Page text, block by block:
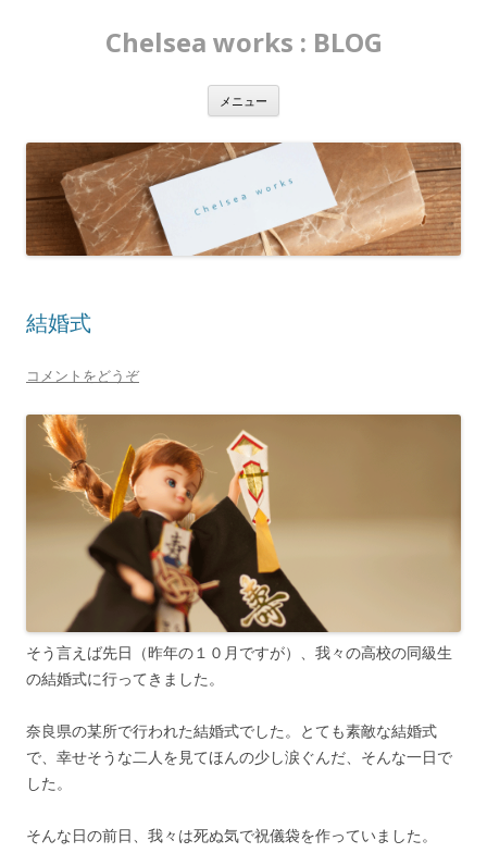
Chelsea works : BLOG
メニュー
ン
移
結婚式
コメントをどうぞ
そう言えば先日（昨年の１０月ですが）、我々の高校の同級生
の結婚式に行ってきました。
奈良県の某所で行われた結婚式でした。とても素敵な結婚式
で、幸せそうな二人を見てほんの少し涙ぐんだ、そんな一日で
した。
そんな日の前日、我々は死ぬ気で祝儀袋を作っていました。